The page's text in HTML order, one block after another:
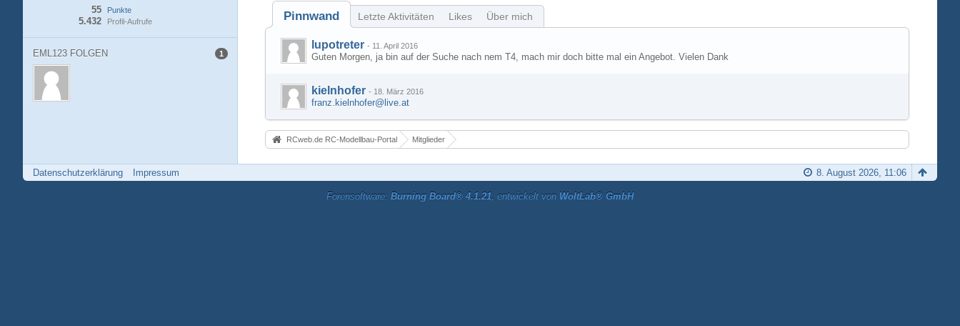
Punkte
55
Profil-Aufrufe
5.432
EML123 FOLGEN 1
Pinnwand Letzte Aktivitäten Likes Über mich
lupotreter - 11. April 2016
Guten Morgen, ja bin auf der Suche nach nem T4, mach mir doch bitte mal ein Angebot. Vielen Dank
kielnhofer - 18. März 2016
franz.kielnhofer@live.at
RCweb.de RC-Modellbau-Portal Mitglieder
Datenschutzerklärung Impressum 8. August 2026, 11:06
Forensoftware: Burning Board® 4.1.21, entwickelt von WoltLab® GmbH